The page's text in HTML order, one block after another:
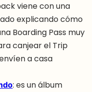
viene con una
explicando cómo
Boarding Pass muy
canjear el Trip
a casa
: es un álbum